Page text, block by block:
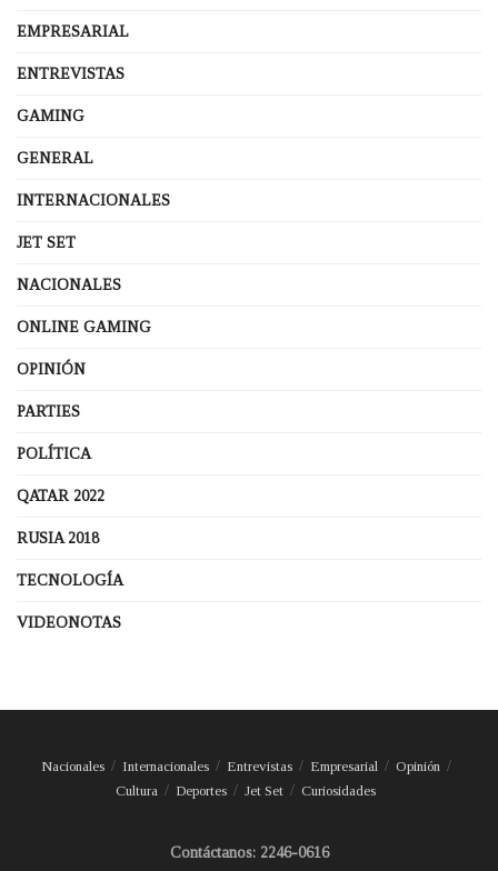
EMPRESARIAL
ENTREVISTAS
GAMING
GENERAL
INTERNACIONALES
JET SET
NACIONALES
ONLINE GAMING
OPINIÓN
PARTIES
POLÍTICA
QATAR 2022
RUSIA 2018
TECNOLOGÍA
VIDEONOTAS
Nacionales Internacionales Entrevistas Empresarial
Opinión
Cultura
Deportes Jet Set Curiosidades
Contáctanos: 2246-0616